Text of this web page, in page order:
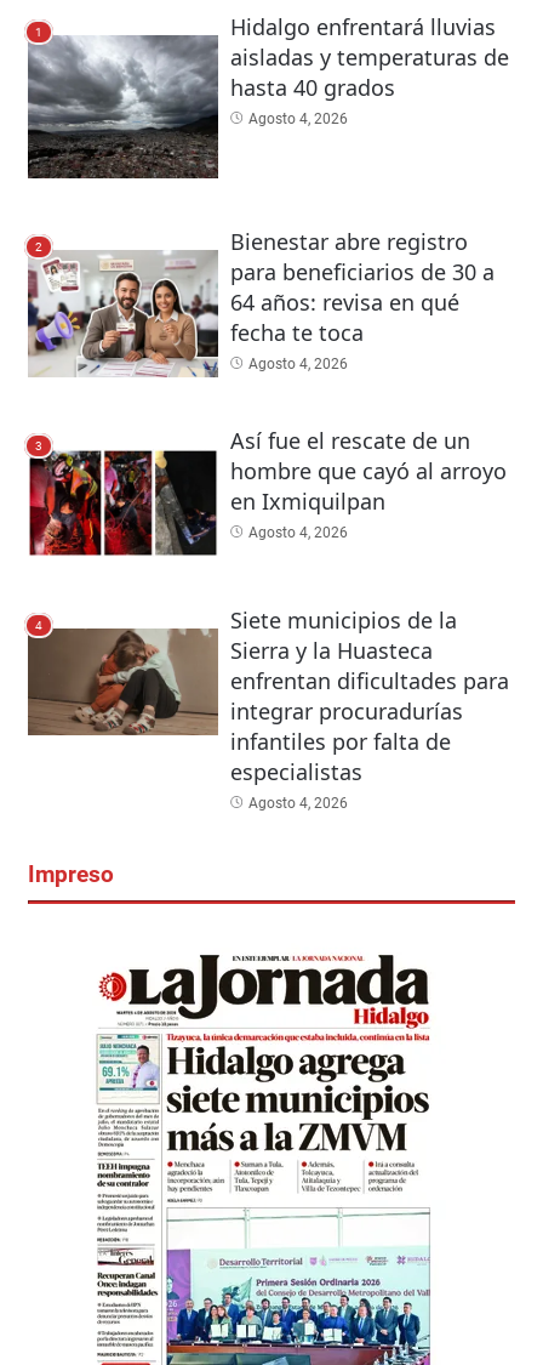
1
Hidalgo enfrentará lluvias
aisladas y temperaturas de
hasta 40 grados
Agosto 4, 2026
2
Bienestar abre registro
para beneficiarios de 30 a
64 años: revisa en qué
fecha te toca
Agosto 4, 2026
3
Así fue el rescate de un
hombre que cayó al arroyo
en Ixmiquilpan
Agosto 4, 2026
4
Siete municipios de la
Sierra y la Huasteca
enfrentan dificultades para
integrar procuradurías
infantiles por falta de
especialistas
Agosto 4, 2026
Impreso